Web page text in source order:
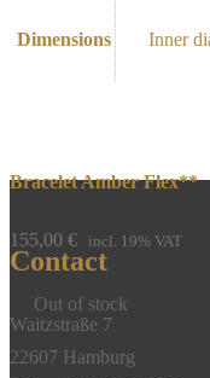
Dimensions Inner
Bracelet Amber Flex**
155,00 € incl. 19% VAT
Out of stock
Contact
Waitzstraße 7
22607 Hamburg